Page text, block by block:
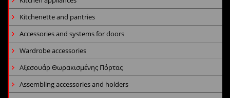
Kitchenette and pantries
Accessories and systems for doors
Wardrobe accessories
Αξεσουάρ Θωρακισμένης Πόρτας
Assembling accessories and holders